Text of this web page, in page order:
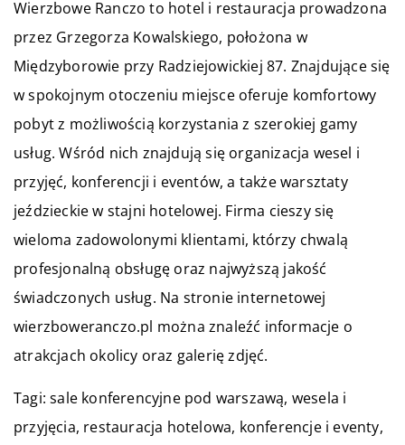
Wierzbowe Ranczo to hotel i restauracja prowadzona
przez Grzegorza Kowalskiego, położona w
Międzyborowie przy Radziejowickiej 87. Znajdujące się
w spokojnym otoczeniu miejsce oferuje komfortowy
pobyt z możliwością korzystania z szerokiej gamy
usług. Wśród nich znajdują się organizacja wesel i
przyjęć, konferencji i eventów, a także warsztaty
jeździeckie w stajni hotelowej. Firma cieszy się
wieloma zadowolonymi klientami, którzy chwalą
profesjonalną obsługę oraz najwyższą jakość
świadczonych usług. Na stronie internetowej
wierzboweranczo.pl można znaleźć informacje o
atrakcjach okolicy oraz galerię zdjęć.
Tagi:sale konferencyjne pod warszawą, wesela i
przyjęcia, restauracja hotelowa, konferencje i eventy,